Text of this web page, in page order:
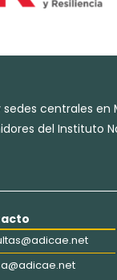
centrales en
del Instituto